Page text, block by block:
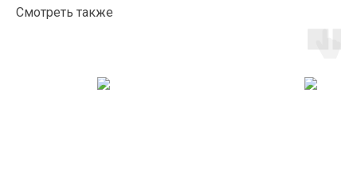
Смотреть также